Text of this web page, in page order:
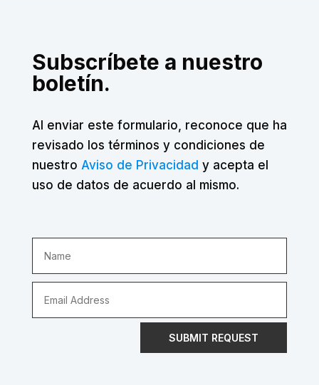
Subscríbete a nuestro
boletín.
Al enviar este formulario, reconoce que ha
revisado los términos y condiciones de
nuestro Aviso de Privacidad y acepta el
uso de datos de acuerdo al mismo.
SUBMIT REQUEST